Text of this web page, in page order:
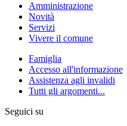
Amministrazione
Novità
Servizi
Vivere il comune
Famiglia
Accesso all'informazione
Assistenza agli invalidi
Tutti gli argomenti...
Seguici su